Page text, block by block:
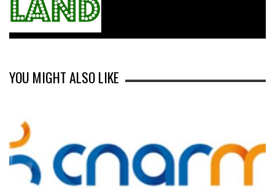
YOU MIGHT ALSO LIKE